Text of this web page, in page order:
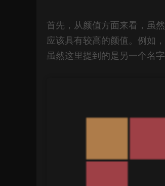
首先，从颜值方面来看，虽
应该具有较高的颜值。例如
虽然这里提到的是另一个名